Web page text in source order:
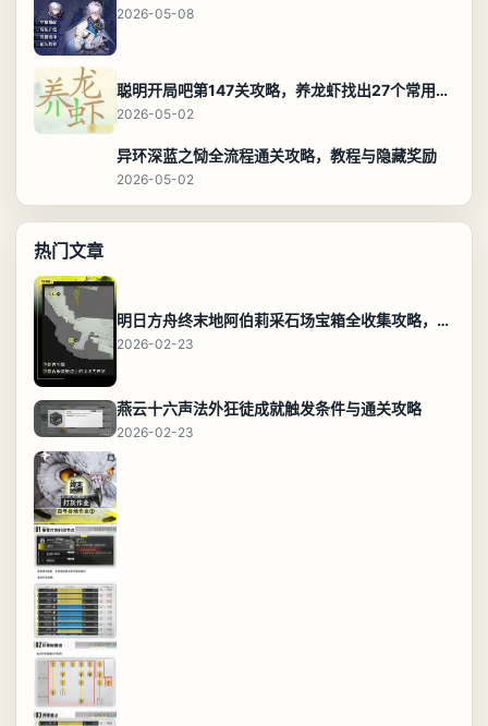
2026-05-08
聪明开局吧第147关攻略，养龙虾找出27个常用字通关答案
2026-05-02
异环深蓝之恸全流程通关攻略，教程与隐藏奖励
2026-05-02
热门文章
明日方舟终末地阿伯莉采石场宝箱全收集攻略，全点位分布图与路线
2026-02-23
燕云十六声法外狂徒成就触发条件与通关攻略
2026-02-23